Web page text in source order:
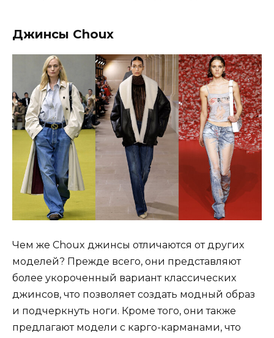
Джинсы Choux
Чем же Choux джинсы отличаются от других
моделей? Прежде всего, они представляют
более укороченный вариант классических
джинсов, что позволяет создать модный образ
и подчеркнуть ноги. Кроме того, они также
предлагают модели с карго-карманами, что